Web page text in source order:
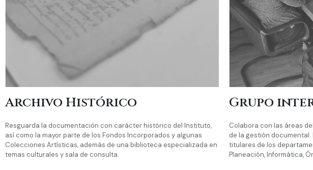
Archivo Histórico
Resguarda la documentación con carácter histórico del Instituto,
así como la mayor parte de los Fondos Incorporados y algunas
Colecciones Artísticas, además de una biblioteca especializada en
temas culturales y sala de consulta.
Grupo
Colabora con las áreas
de la gestión
titulares de los
Planeación, Informática,